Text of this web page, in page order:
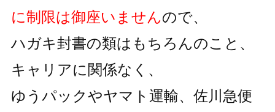
に制限は御座いませんので、
ハガキ封書の類はもちろんのこと、
キャリアに関係なく、
ゆうパックやヤマト運輸、佐川急便